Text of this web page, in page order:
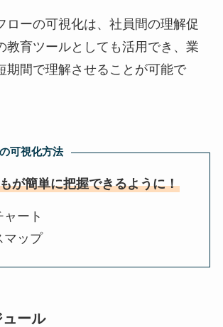
ローの可視化は、社員間の理解促
教育ツールとしても活用でき、業
期間で理解させることが可能で
可視化方法
が簡単に把握できるように！
ャート
マップ
ール